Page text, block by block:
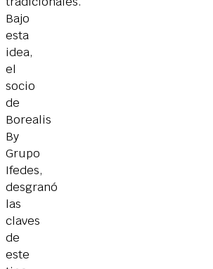
Bajo
esta
idea,
el
socio
de
Borealis
By
Grupo
Ifedes,
desgranó
las
claves
de
este